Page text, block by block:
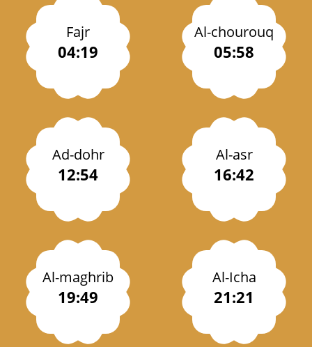
Fajr
04:19
Al-chourouq
05:58
Ad-dohr
12:54
Al-asr
16:42
Al-maghrib
19:49
Al-Icha
21:21